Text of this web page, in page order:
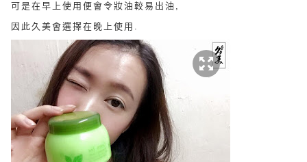
可是在早上使用便會令妝油較易出油,
因此久美會選擇在晚上使用.